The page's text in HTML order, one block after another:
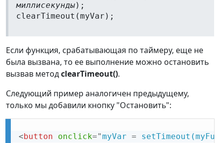
миллисекунды);
clearTimeout(myVar);
Если функция, срабатывающая по таймеру, еще не
была вызвана, то ее выполнение можно остановить
вызвав методclearTimeout().
Следующий пример аналогичен предыдущему,
только мы добавили кнопку "Остановить":
< button onclick="myVar =